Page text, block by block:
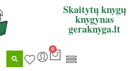
Skaitytų knygų
knygynas
geraknyga.lt
0